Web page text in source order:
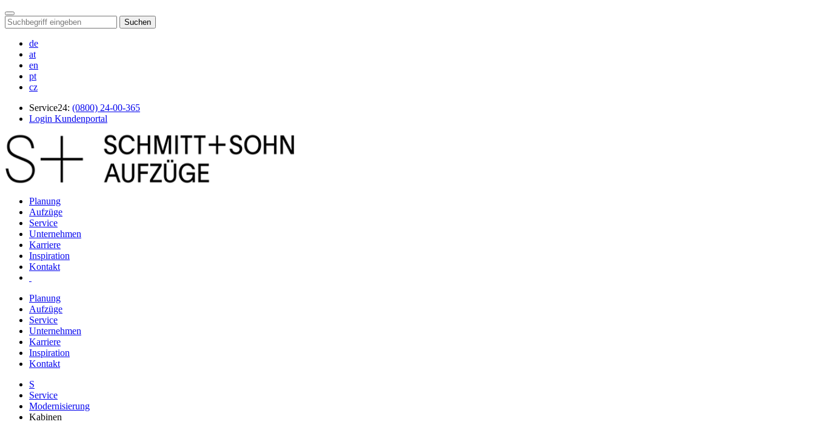
Suchen
de
at
en
pt
cz
Service24: (0800) 24-00-365
Login Kundenportal
Planung
Aufzüge
Service
Unternehmen
Karriere
Inspiration
Kontakt
Planung
Aufzüge
Service
Unternehmen
Karriere
Inspiration
Kontakt
S
Service
Modernisierung
Kabinen